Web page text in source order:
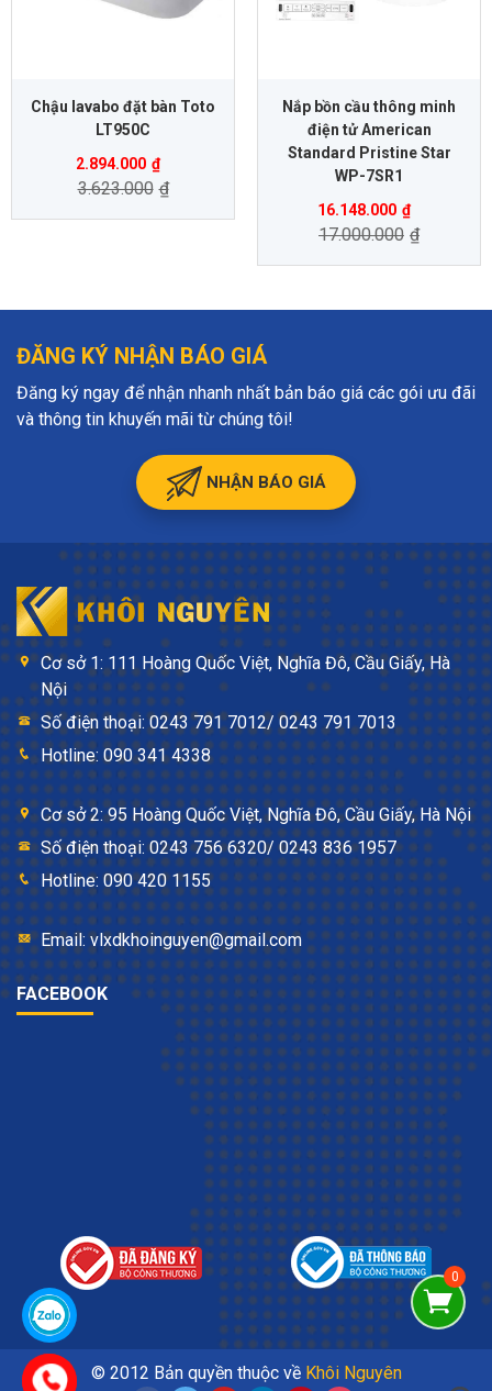
Chậu lavabo đặt bàn Toto
LT950C
2.894.000 ₫
3.623.000 ₫
Nắp bồn cầu thông minh
điện tử American
Standard Pristine Star
WP-7SR1
16.148.000 ₫
17.000.000 ₫
ĐĂNG KÝ NHẬN BÁO GIÁ
Đăng ký ngay để nhận nhanh nhất bản báo giá các gói ưu đãi
và thông tin khuyến mãi từ chúng tôi!
NHẬN BÁO GIÁ
Cơ sở 1: 111 Hoàng Quốc Việt, Nghĩa Đô, Cầu Giấy, Hà
Nội
Số điện thoại: 0243 791 7012/ 0243 791 7013
Hotline: 090 341 4338
Cơ sở 2: 95 Hoàng Quốc Việt, Nghĩa Đô, Cầu Giấy, Hà Nội
Số điện thoại: 0243 756 6320/ 0243 836 1957
Hotline: 090 420 1155
Email: vlxdkhoinguyen@gmail.com
FACEBOOK
© 2012 Bản quyền thuộc về Khôi Nguyên